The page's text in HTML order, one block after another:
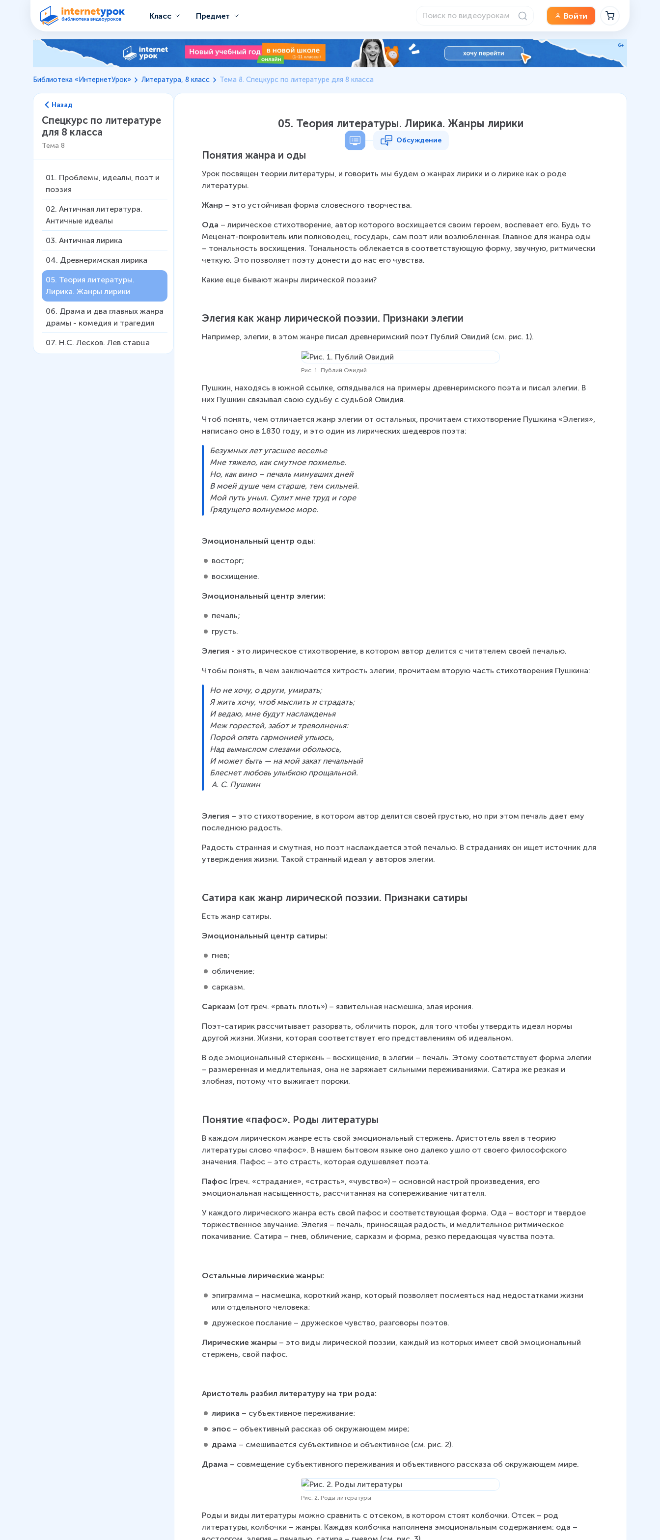
Класс Предмет Войти
Библиотека «ИнтернетУрок» Литература, 8 класс Тема 8. Спецкурс по литературе для 8 класса
Назад
Спецкурс по литературе
для 8 класса
Тема 8
01. Проблемы, идеалы, поэт и
поэзия
02. Античная литература.
Античные идеалы
03. Античная лирика
04. Древнеримская лирика
05. Теория литературы.
Лирика. Жанры лирики
06. Драма и два главных жанра
драмы - комедия и трагедия
07. Н.С. Лесков. Лев старца
Герасима
05. Теория литературы. Лирика. Жанры лирики
Обсуждение
Понятия жанра и оды
Урок посвящен теории литературы, и говорить мы будем о жанрах лирики и о лирике как о роде
литературы.
Жанр – это устойчивая форма словесного творчества.
Ода – лирическое стихотворение, автор которого восхищается своим героем, воспевает его. Будь то
Меценат-покровитель или полководец, государь, сам поэт или возлюбленная. Главное для жанра оды
– тональность восхищения. Тональность облекается в соответствующую форму, звучную, ритмически
четкую. Это позволяет поэту донести до нас его чувства.
Какие еще бывают жанры лирической поэзии?
Элегия как жанр лирической поэзии. Признаки элегии
Например, элегии, в этом жанре писал древнеримский поэт Публий Овидий (см. рис. 1).
Рис. 1. Публий Овидий
Пушкин, находясь в южной ссылке, оглядывался на примеры древнеримского поэта и писал элегии. В
них Пушкин связывал свою судьбу с судьбой Овидия.
Чтоб понять, чем отличается жанр элегии от остальных, прочитаем стихотворение Пушкина «Элегия»,
написано оно в 1830 году, и это один из лирических шедевров поэта:
Безумных лет угасшее веселье
Мне тяжело, как смутное похмелье.
Но, как вино – печаль минувших дней
В моей душе чем старше, тем сильней.
Мой путь уныл. Сулит мне труд и горе
Грядущего волнуемое море.
Эмоциональный центр оды:
восторг;
восхищение.
Эмоциональный центр элегии:
печаль;
грусть.
Элегия - это лирическое стихотворение, в котором автор делится с читателем своей печалью.
Чтобы понять, в чем заключается хитрость элегии, прочитаем вторую часть стихотворения Пушкина:
Но не хочу, о други, умирать;
Я жить хочу, чтоб мыслить и страдать;
И ведаю, мне будут наслажденья
Меж горестей, забот и треволненья:
Порой опять гармонией упьюсь,
Над вымыслом слезами обольюсь,
И может быть — на мой закат печальный
Блеснет любовь улыбкою прощальной.
А. С. Пушкин
Элегия – это стихотворение, в котором автор делится своей грустью, но при этом печаль дает ему
последнюю радость.
Радость странная и смутная, но поэт наслаждается этой печалью. В страданиях он ищет источник для
утверждения жизни. Такой странный идеал у авторов элегии.
Сатира как жанр лирической поэзии. Признаки сатиры
Есть жанр сатиры.
Эмоциональный центр сатиры:
гнев;
обличение;
сарказм.
Сарказм (от греч. «рвать плоть») – язвительная насмешка, злая ирония.
Поэт-сатирик рассчитывает разорвать, обличить порок, для того чтобы утвердить идеал нормы
другой жизни. Жизни, которая соответствует его представлениям об идеальном.
В оде эмоциональный стержень – восхищение, в элегии – печаль. Этому соответствует форма элегии
– размеренная и медлительная, она не заряжает сильными переживаниями. Сатира же резкая и
злобная, потому что выжигает пороки.
Понятие «пафос». Роды литературы
В каждом лирическом жанре есть свой эмоциональный стержень. Аристотель ввел в теорию
литературы слово «пафос». В нашем бытовом языке оно далеко ушло от своего философского
значения. Пафос – это страсть, которая одушевляет поэта.
Пафос (греч. «страдание», «страсть», «чувство») – основной настрой произведения, его
эмоциональная насыщенность, рассчитанная на сопереживание читателя.
У каждого лирического жанра есть свой пафос и соответствующая форма. Ода – восторг и твердое
торжественное звучание. Элегия – печаль, приносящая радость, и медлительное ритмическое
покачивание. Сатира – гнев, обличение, сарказм и форма, резко передающая чувства поэта.
Остальные лирические жанры:
эпиграмма – насмешка, короткий жанр, который позволяет посмеяться над недостатками жизни
или отдельного человека;
дружеское послание – дружеское чувство, разговоры поэтов.
Лирические жанры – это виды лирической поэзии, каждый из которых имеет свой эмоциональный
стержень, свой пафос.
Аристотель разбил литературу на три рода:
лирика – субъективное переживание;
эпос – объективный рассказ об окружающем мире;
драма – смешивается субъективное и объективное (см. рис. 2).
Драма – совмещение субъективного переживания и объективного рассказа об окружающем мире.
Рис. 2. Роды литературы
Роды и виды литературы можно сравнить с отсеком, в котором стоят колбочки. Отсек – род
литературы, колбочки – жанры. Каждая колбочка наполнена эмоциональным содержанием: ода –